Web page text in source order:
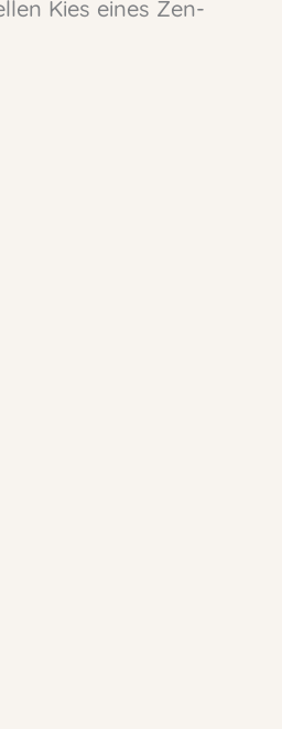
Kies eines Zen-